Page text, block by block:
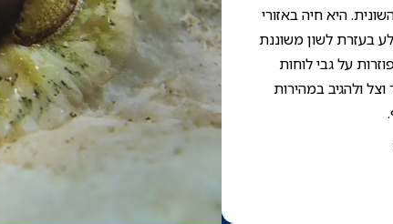
היא חיה באזורי
בעזרת לשון משוננת
על גבי לוחות
ולהגיב במהירות